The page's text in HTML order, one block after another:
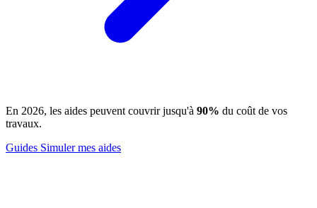
En 2026, les aides peuvent couvrir jusqu'à 90% du coût de vos
travaux.
Guides Simuler mes aides